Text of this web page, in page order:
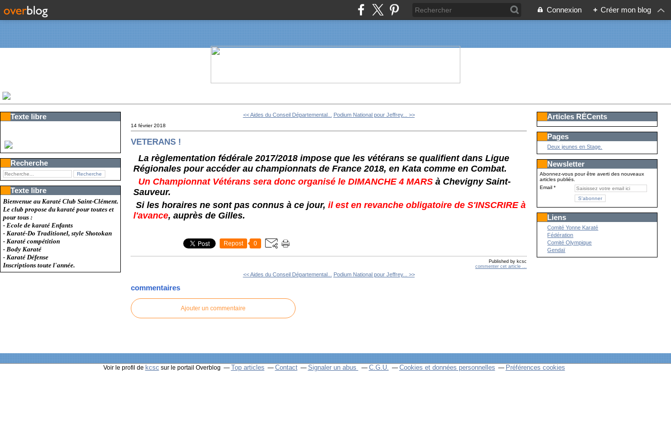
Connexion + Créer mon blog
Texte libre
Recherche
Texte libre
Bienvenue au Karaté Club Saint-Clément.
Le club propose du karaté pour toutes et
pour tous :
- Ecole de karaté Enfants
- Karaté-Do Traditionel, style Shotokan
- Karaté compétition
- Body Karaté
- Karaté Défense
Inscriptions toute l'année.
<< Aides du Conseil Départemental... Podium National pour Jeffrey... >>
14 février 2018
VETERANS !
La règlementation fédérale 2017/2018 impose que les vétérans se qualifient dans Ligue
Régionales pour accéder au championnats de France 2018, en Kata comme en Combat.
Un Championnat Vétérans sera donc organisé le DIMANCHE 4 MARS à Chevigny Saint-
Sauveur.
Si les horaires ne sont pas connus à ce jour,il est en revanche obligatoire de S'INSCRIRE à
l'avance, auprès de Gilles.
Repost 0
Published by kcsc
commenter cet article
<< Aides du Conseil Départemental... Podium National pour Jeffrey... >>
commentaires
Ajouter un commentaire
Articles RÉCents
Pages
Deux jeunes en Stage.
Newsletter
Abonnez-vous pour être averti des nouveaux
articles publiés.
Email
Liens
Comité Yonne Karaté
Fédération
Comité Olympique
Gendaï
Voir le profil de kcsc sur le portail Overblog Top articles Contact Signaler un abus C.G.U. Cookies et données personnelles Préférences cookies